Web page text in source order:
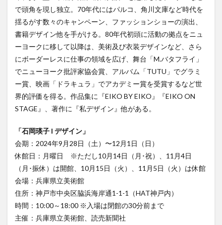
で頭角を現し独立。70年代にはパルコ、角川文庫など時代を
揺るがす数々のキャンペーン、ファッションショーの演出、
書籍デザイン他を手がける。80年代初頭に活動の拠点をニュ
ーヨークに移して以降は、美術及び衣装デザインなど、さら
にボーダーレスに仕事の領域を広げ、舞台「M.バタフライ」
でニューヨーク批評家協会賞、アルバム「TUTU」でグラミ
ー賞、映画「ドラキュラ」でアカデミー賞を受賞するなど世
界的評価を得る。作品集に『EIKO BY EIKO』『EIKO ON
STAGE』、著作に『私デザイン』他がある。
「石岡瑛子 I デザイン」
会期：2024年9月28日（土）〜12月1日（日）
休館日：月曜日 ※ただし10月14日（月･祝）、11月4日
（月･振休）は開館、10月15日（火）、11月5日（火）は休館
会場：兵庫県立美術館
住所：神戸市中央区脇浜海岸通1-1-1（HAT神戸内）
時間：10:00～18:00 ※入場は閉館の30分前まで
主催：兵庫県立美術館、読売新聞社